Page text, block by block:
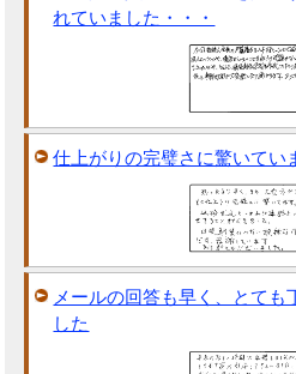
れていました・・・
仕上がりの完璧さに驚いてい
メールの回答も早く、とても
した